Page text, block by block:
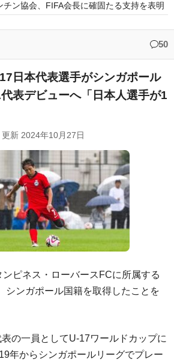
チン協会、FIFA会長に確固たる支持を表明
みつける様子に全米騒然！←「最高の二人」
互RSS
50
日本代表選手がシンガポール
表デビューへ「日本人選手が1
更新 2024年10月27日
ピネス・ローバースFCに所属する
シンガポール国籍を取得したことを
の一員としてU-17ワールドカップに
年からシンガポールリーグでプレー